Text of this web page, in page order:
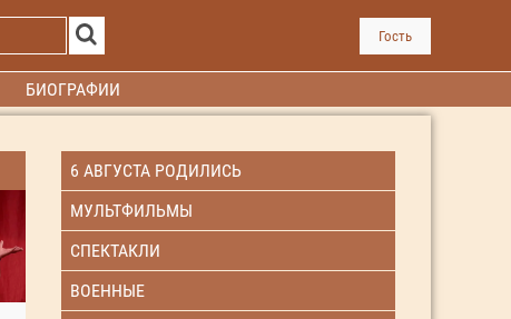
Гость
БИОГРАФИИ
6 АВГУСТА РОДИЛИСЬ
МУЛЬТФИЛЬМЫ
СПЕКТАКЛИ
ВОЕННЫЕ